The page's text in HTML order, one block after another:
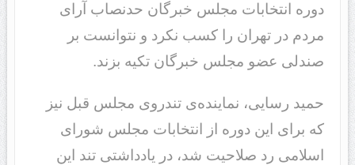
دوره انتخابات مجلس خبرگان حدنصاب آرای
مردم در تهران را کسب نکرد و نتوانست بر
صندلی عضو مجلس خبرگان تکیه بزند.
حمید رسایی، نماینده‌ی تندروی مجلس قبل نیز
که برای این دوره از انتخابات مجلس شورای
اسلامی رد صلاحیت شد، در یادداشتی تند این